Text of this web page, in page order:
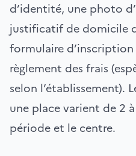
d’identité, une photo
justificatif de domicile
formulaire
règlement des frais
selon l’établissement).
une place varient de 2
période et le centre.